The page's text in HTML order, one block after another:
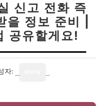
신고 전화 즉
정보 준비 |
공유할게요!
자: